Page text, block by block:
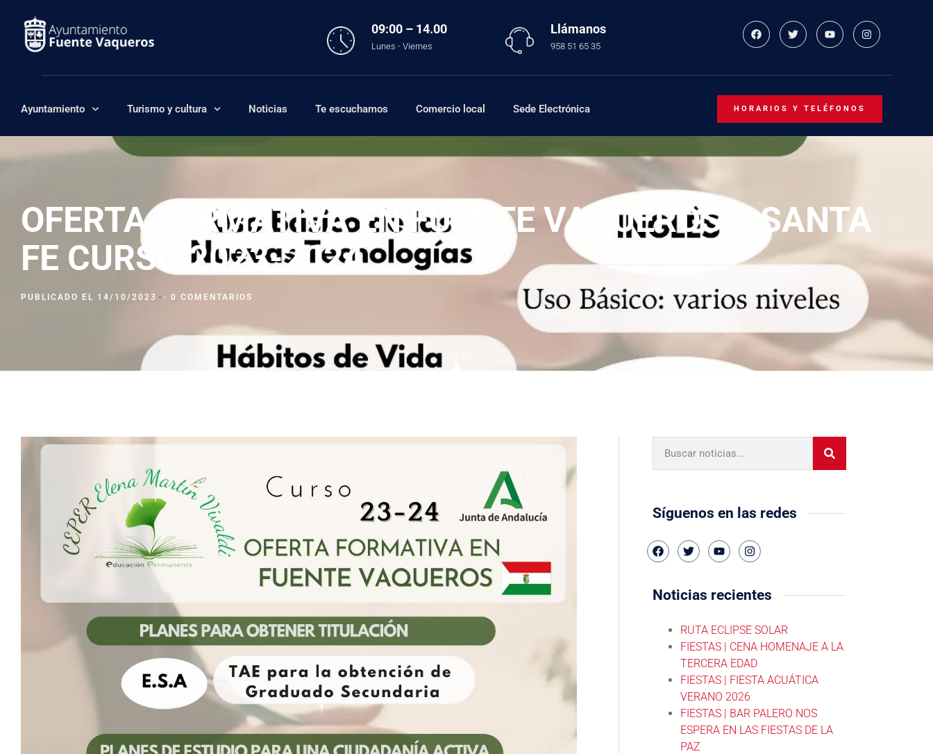
09:00 – 14.00
Lunes - Viernes
Llámanos
958 51 65 35
Ayuntamiento Turismo y cultura Noticias Te escuchamos Comercio local Sede Electrónica HORARIOS Y TELÉFONOS
OFERTA FORMATIVA EN FUENTE VAQUEROS Y SANTA
FE CURSO 2023-2024
PUBLICADO EL 14/10/2023 - 0 COMENTARIOS
Síguenos en las redes
Noticias recientes
RUTA ECLIPSE SOLAR
FIESTAS | CENA HOMENAJE A LA
TERCERA EDAD
FIESTAS | FIESTA ACUÁTICA
VERANO 2026
FIESTAS | BAR PALERO NOS
ESPERA EN LAS FIESTAS DE LA
PAZ